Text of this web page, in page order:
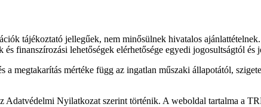
tájékoztató jellegűek, nem minősülnek hivatalos
és finanszírozási lehetőségek elérhetősége egyedi jogosultságtól
a megtakarítás mértéke függ az ingatlan műszaki állapotától,
Adatvédelmi Nyilatkozat szerint történik. A weboldal tartalma a